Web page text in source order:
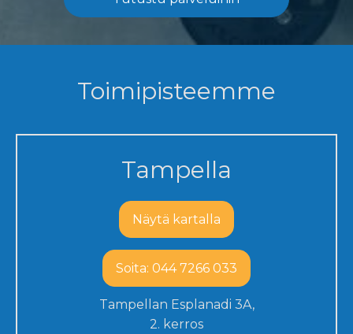
Toimipisteemme
Tampella
Näytä kartalla
Soita: 044 7266 033
Tampellan Esplanadi 3A,
2. kerros